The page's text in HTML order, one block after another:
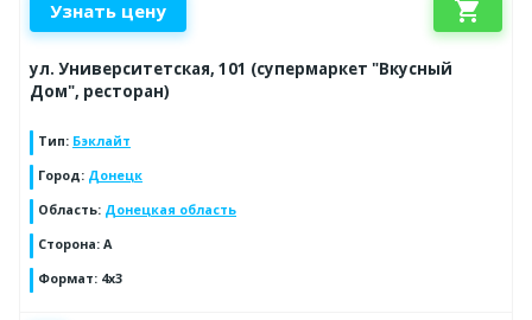
Узнать цену shopping_cart
ул. Университетская, 101 (супермаркет "Вкусный
Дом", ресторан)
Тип: Бэклайт
Город: Донецк
Область: Донецкая область
Сторона: А
Формат: 4x3